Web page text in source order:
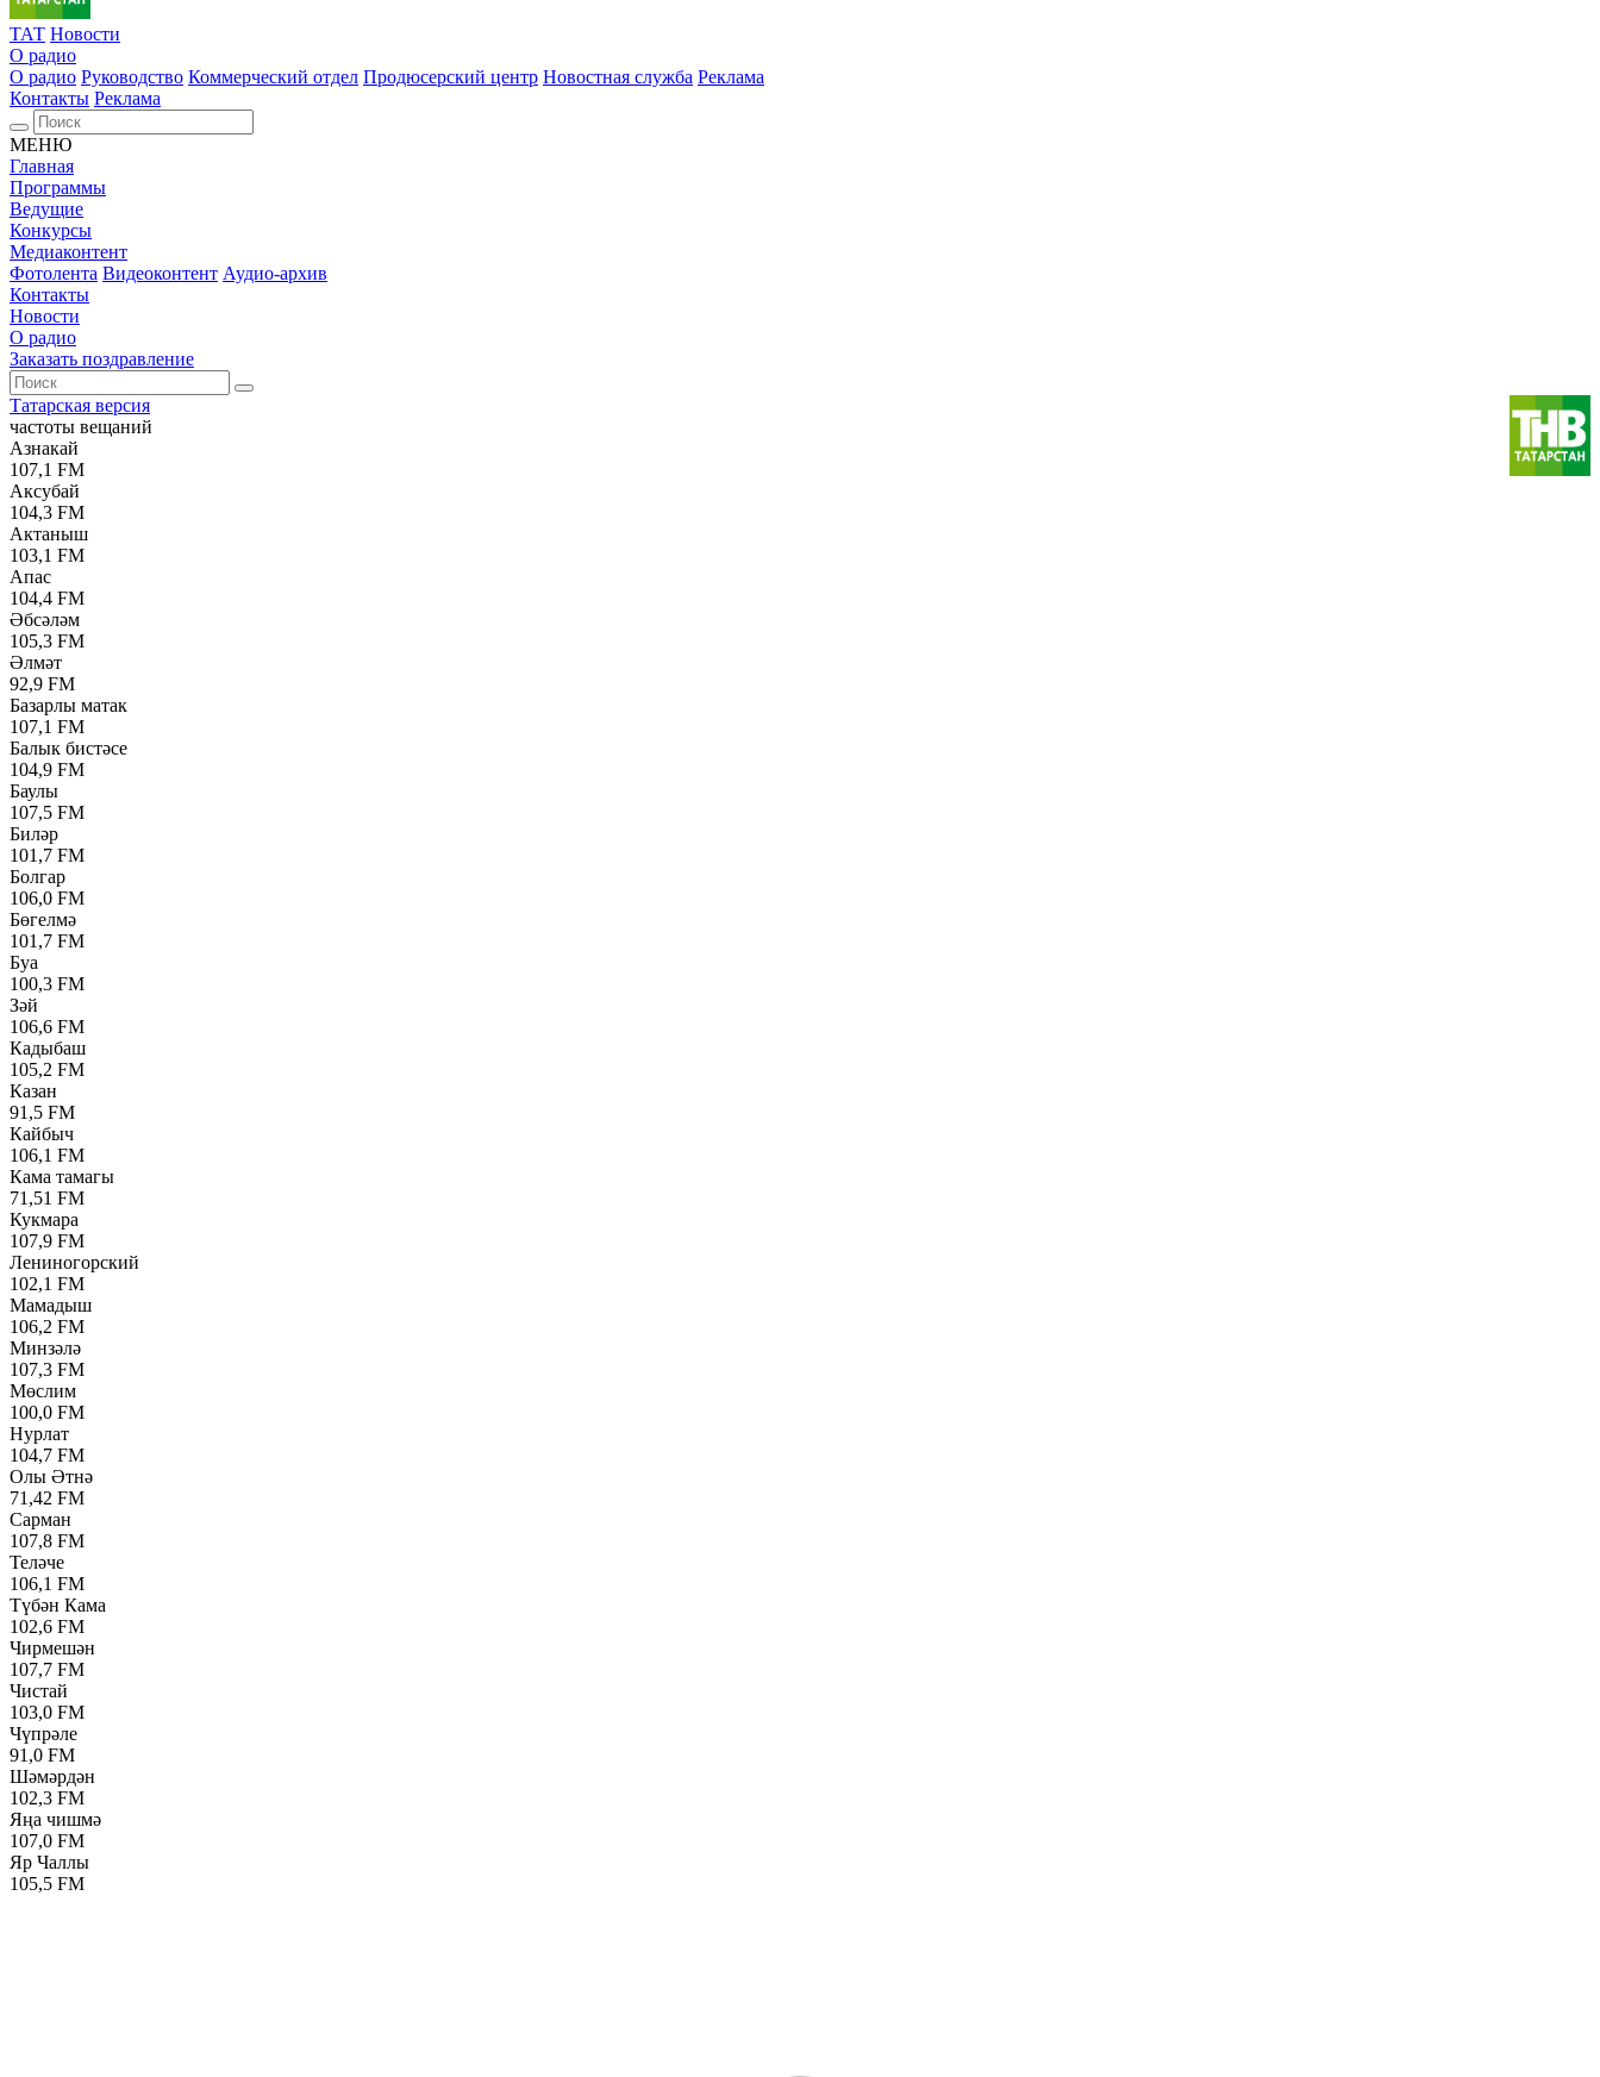
ТАТ Новости
О радио
О радио Руководство Коммерческий отдел Продюсерский центр Новостная служба Реклама
Контакты Реклама
МЕНЮ
Главная
Программы
Ведущие
Конкурсы
Медиаконтент
Фотолента Видеоконтент Аудио-архив
Контакты
Новости
О радио
Заказать поздравление
Татарская версия
частоты вещаний
Азнакай
107,1 FM
Аксубай
104,3 FM
Актаныш
103,1 FM
Апас
104,4 FM
Әбсәләм
105,3 FM
Әлмәт
92,9 FM
Базарлы матак
107,1 FM
Балык бистәсе
104,9 FM
Баулы
107,5 FM
Биләр
101,7 FM
Болгар
106,0 FM
Бөгелмә
101,7 FM
Буа
100,3 FM
Зәй
106,6 FM
Кадыбаш
105,2 FM
Казан
91,5 FM
Кайбыч
106,1 FM
Кама тамагы
71,51 FM
Кукмара
107,9 FM
Лениногорский
102,1 FM
Мамадыш
106,2 FM
Минзәлә
107,3 FM
Мөслим
100,0 FM
Нурлат
104,7 FM
Олы Әтнә
71,42 FM
Сарман
107,8 FM
Теләче
106,1 FM
Түбән Кама
102,6 FM
Чирмешән
107,7 FM
Чистай
103,0 FM
Чүпрәле
91,0 FM
Шәмәрдән
102,3 FM
Яңа чишмә
107,0 FM
Яр Чаллы
105,5 FM